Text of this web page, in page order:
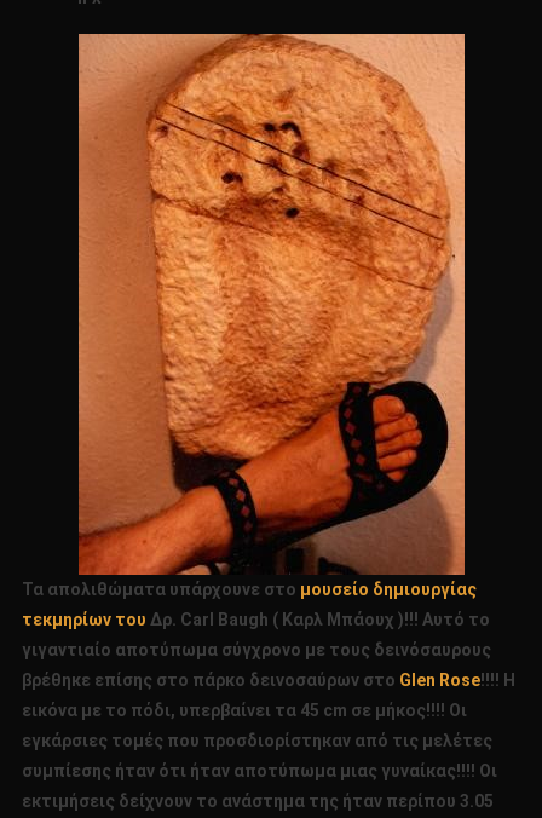
Τα απολιθώματα υπάρχουνε στο μουσείο δημιουργίας
τεκμηρίων του Δρ. Carl Baugh ( Καρλ Μπάουχ )!!! Αυτό το
γιγαντιαίο αποτύπωμα σύγχρονο με τους δεινόσαυρους
βρέθηκε επίσης στο πάρκο δεινοσαύρων στο Glen Rose!!!! Η
εικόνα με το πόδι, υπερβαίνει τα 45 cm σε μήκος!!!! Οι
εγκάρσιες τομές που προσδιορίστηκαν από τις μελέτες
συμπίεσης ήταν ότι ήταν αποτύπωμα μιας γυναίκας!!!! Οι
εκτιμήσεις δείχνουν το ανάστημα της ήταν περίπου 3.05